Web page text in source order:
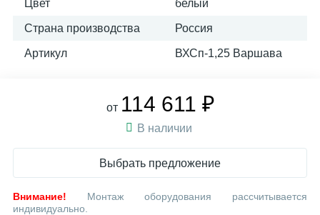
Цвет белый
Страна производства Россия
Артикул ВХСп-1,25 Варшава
от 114 611 ₽
В наличии
Выбрать предложение
Внимание! Монтаж оборудования рассчитывается
индивидуально.